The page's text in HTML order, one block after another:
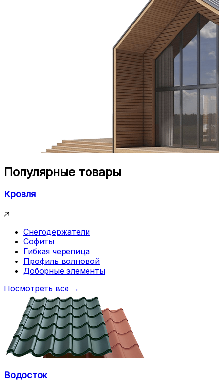
Популярные товары
Кровля
Снегодержатели
Софиты
Гибкая черепица
Профиль волновой
Доборные элементы
Посмотреть все →
Водосток